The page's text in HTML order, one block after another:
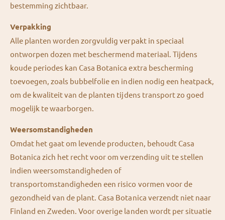
bestemming zichtbaar.
Verpakking
Alle planten worden zorgvuldig verpakt in speciaal
ontworpen dozen met beschermend materiaal. Tijdens
koude periodes kan Casa Botanica extra bescherming
toevoegen, zoals bubbelfolie en indien nodig een heatpack,
om de kwaliteit van de planten tijdens transport zo goed
mogelijk te waarborgen.
Weersomstandigheden
Omdat het gaat om levende producten, behoudt Casa
Botanica zich het recht voor om verzending uit te stellen
indien weersomstandigheden of
transportomstandigheden een risico vormen voor de
gezondheid van de plant. Casa Botanica verzendt niet naar
Finland en Zweden. Voor overige landen wordt per situatie